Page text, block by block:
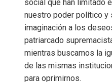
social que han limitado
nuestro poder político y
imaginación a los
patriarcado
mientras buscamos la
de las mismas
para oprimirnos.